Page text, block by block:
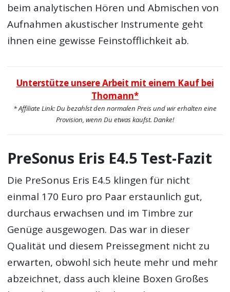
beim analytischen Hören und Abmischen von
Aufnahmen akustischer Instrumente geht
ihnen eine gewisse Feinstofflichkeit ab.
Unterstütze unsere Arbeit mit einem Kauf bei
Thomann*
* Affiliate Link: Du bezahlst den normalen Preis und wir erhalten eine
Provision, wenn Du etwas kaufst. Danke!
PreSonus Eris E4.5 Test-Fazit
Die PreSonus Eris E4.5 klingen für nicht
einmal 170 Euro pro Paar erstaunlich gut,
durchaus erwachsen und im Timbre zur
Genüge ausgewogen. Das war in dieser
Qualität und diesem Preissegment nicht zu
erwarten, obwohl sich heute mehr und mehr
abzeichnet, dass auch kleine Boxen Großes